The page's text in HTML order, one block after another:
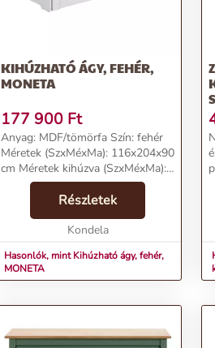
KIHÚZHATÓ ÁGY, FEHÉR,
MONETA
177 900 Ft
Anyag: MDF/tömörfa Szín: fehér
Méretek (SzxMéxMa): 116x204x90
cm Méretek kihúzva (SzxMéxMa):
199x204x90 cm Fekvőfelület
(SzxHo): 97x200 cm Fekvőfelület
kihúzva (SzxHo): 181,8x200 cm
Magasság a rácsig:...
Részletek
Kondela
Hasonlók, mint Kihúzható ágy, fehér,
MONETA